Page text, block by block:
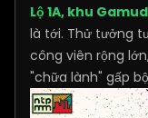
Lộ 1A, khu
là tới. Thử tưởng
công viên rộng
"chữa lành" gấp